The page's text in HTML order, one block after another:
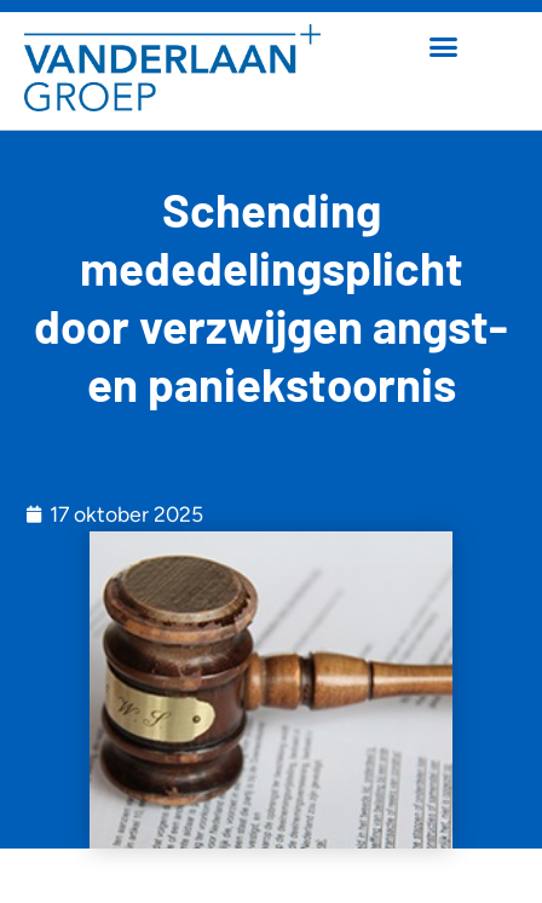
Schending
mededelingsplicht
door verzwijgen angst-
en paniekstoornis
17 oktober 2025